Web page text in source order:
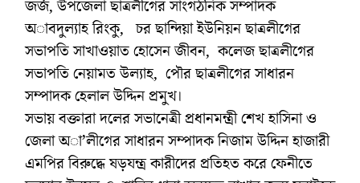
জর্জ, উপজেলা ছাত্রলীগের সাংগঠনিক সম্পাদক
অাবদুল্যাহ রিংকু, চর ছান্দিয়া ইউনিয়ন ছাত্রলীগের
সভাপতি সাখাওয়াত হোসেন জীবন, কলেজ ছাত্রলীগের
সভাপতি নেয়ামত উল্যাহ, পৌর ছাত্রলীগের সাধারন
সম্পাদক হেলাল উদ্দিন প্রমুখ।
সভায় বক্তারা দলের সভানেত্রী প্রধানমন্ত্রী শেখ হাসিনা ও
জেলা অা’লীগের সাধারন সম্পাদক নিজাম উদ্দিন হাজারী
এমপির বিরুদ্ধে ষড়যন্ত্র কারীদের প্রতিহত করে ফেনীতে